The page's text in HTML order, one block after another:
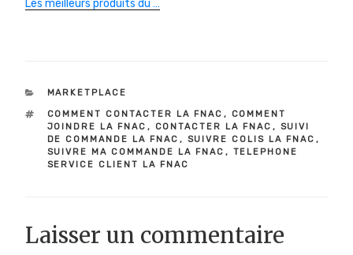
Les meilleurs produits du …
CATÉGORIES
MARKETPLACE
ÉTIQUETTES
COMMENT CONTACTER LA FNAC ,
COMMENT
JOINDRE LA FNAC , CONTACTER LA FNAC , SUIVI
DE COMMANDE LA FNAC , SUIVRE COLIS LA FNAC ,
SUIVRE MA COMMANDE LA FNAC , TELEPHONE
SERVICE CLIENT LA FNAC
Laisser un commentaire